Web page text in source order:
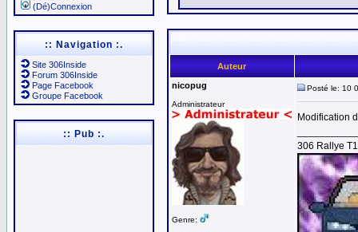
(Dé)Connexion
:: Navigation :.
Site 306Inside
Forum 306Inside
Page Facebook
Groupe Facebook
:: Pub :.
Auteur
nicopug
Administrateur
Genre:
Posté le: 10
Modification
306 Rallye